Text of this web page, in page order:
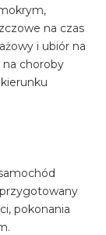
na czas
i ubiór na
na choroby
pokonania